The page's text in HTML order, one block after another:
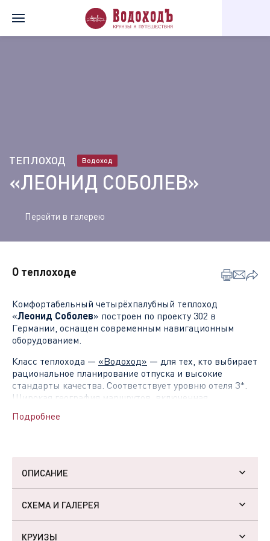
Главная Теплоходы Леонид Соболев
ТЕПЛОХОД Водоход
«ЛЕОНИД СОБОЛЕВ»
Перейти в галерею
О теплоходе
Комфортабельный четырёхпалубный теплоход
«Леонид Соболев» построен по проекту 302 в
Германии, оснащен современным навигационным
оборудованием.
Класс теплохода — «Водоход» — для тех, кто выбирает
рациональное планирование отпуска и высокие
стандарты качества. Соответствует уровню отеля 3*.
Широкая география маршрутов, включенная
В стоимость круиза уже включено всё необходимое
для прекрасного отдыха:
– Проживание вуютных каютах
, каждая из которых
оснащена индивидуальным санузлом с душевой
кабиной, кондиционером, холодильником, телевизором
Подробнее
ОПИСАНИЕ
Основные характеристики
СХЕМА И ГАЛЕРЕЯ
КРУИЗЫ